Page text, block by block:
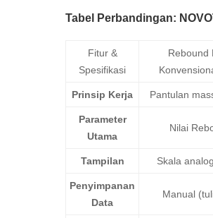
Tabel Perbandingan:
Fitur &
Spesifikasi
Rebound
Prinsip Kerja Pantulan
Parameter
Utama
Nilai
Tampilan Skala
Penyimpanan
Data
Manual